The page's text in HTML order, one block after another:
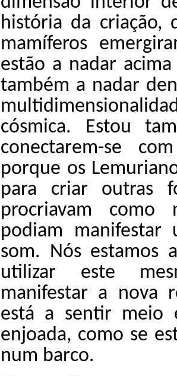
história da criação,
mamíferos
estão a nadar
também a nadar
cósmica. Estou
conectarem-se
porque os
para criar outras
procriavam como
podiam
som. Nós estamos
utilizar este
manifestar a nova
está a sentir meio
enjoada, como se
num barco.